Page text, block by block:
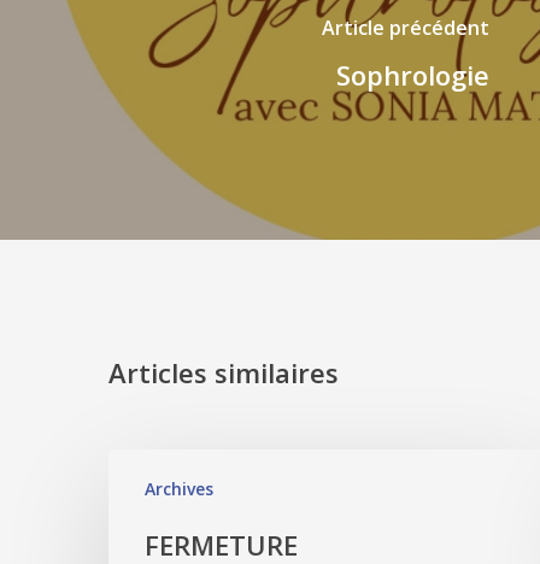
Article précédent
Sophrologie
Articles similaires
Archives
FERMETURE